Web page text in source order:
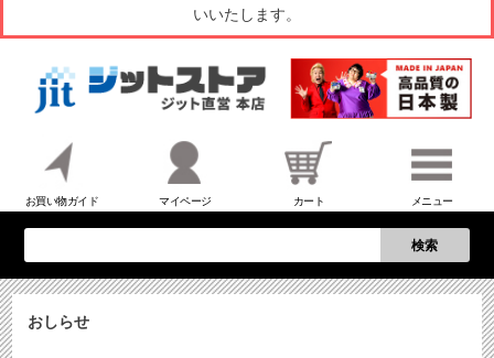
いいたします。
お買い物ガイド マイページ カート メニュー
検索
おしらせ